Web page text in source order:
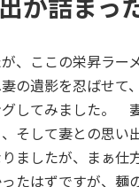
が詰まっ
、ここの栄昇ラー
の遺影を忍ばせて
グしてみました。
そして妻との思
ましたが、まぁ仕
たはずですが、麺